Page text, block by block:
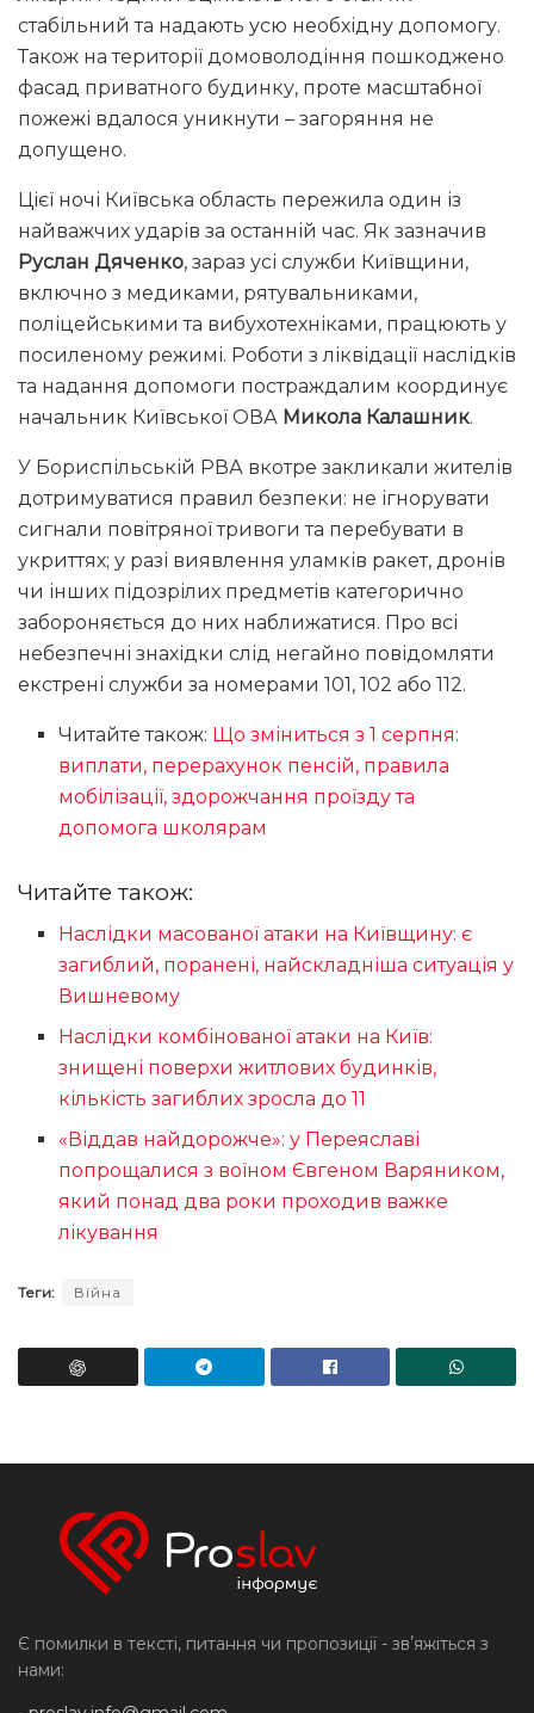
стабільний та надають усю необхідну допомогу.
Також на території домоволодіння пошкоджено
фасад приватного будинку, проте масштабної
пожежі вдалося уникнути – загоряння не
допущено.
Цієї ночі Київська область пережила один із
найважчих ударів за останній час. Як зазначив
Руслан Дяченко, зараз усі служби Київщини,
включно з медиками, рятувальниками,
поліцейськими та вибухотехніками, працюють у
посиленому режимі. Роботи з ліквідації наслідків
та надання допомоги постраждалим координує
начальник Київської ОВА Микола Калашник.
У Бориспільській РВА вкотре закликали жителів
дотримуватися правил безпеки: не ігнорувати
сигнали повітряної тривоги та перебувати в
укриттях; у разі виявлення уламків ракет, дронів
чи інших підозрілих предметів категорично
забороняється до них наближатися. Про всі
небезпечні знахідки слід негайно повідомляти
екстрені служби за номерами 101, 102 або 112.
Читайте також: Що зміниться з 1 серпня:
виплати, перерахунок пенсій, правила
мобілізації, здорожчання проїзду та
допомога школярам
Читайте також:
Наслідки масованої атаки на Київщину: є
загиблий, поранені, найскладніша ситуація у
Вишневому
Наслідки комбінованої атаки на Київ:
знищені поверхи житлових будинків,
кількість загиблих зросла до 11
«Віддав найдорожче»: у Переяславі
попрощалися з воїном Євгеном Варяником,
який понад два роки проходив важке
лікування
Теги: Війна
Є помилки в тексті, питання чи пропозиції - звʼяжіться з
нами: